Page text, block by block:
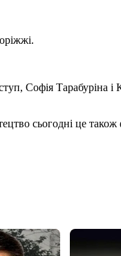
Софія Тарабуріна
сьогодні це також